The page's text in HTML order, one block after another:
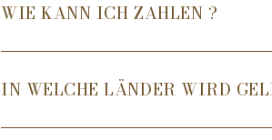
WIE KANN ICH ZAHLEN ?
IN WELCHE LÄNDER WIRD